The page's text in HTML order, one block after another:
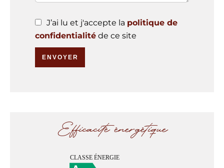
J’ai lu et j'accepte la politique de
confidentialité de ce site
ENVOYER
Efficacité énergétique